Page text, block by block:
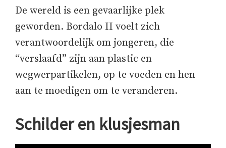
De wereld is een gevaarlijke plek
geworden. Bordalo II voelt zich
verantwoordelijk om jongeren, die
“verslaafd” zijn aan plastic en
wegwerpartikelen, op te voeden en hen
aan te moedigen om te veranderen.
Schilder en klusjesman